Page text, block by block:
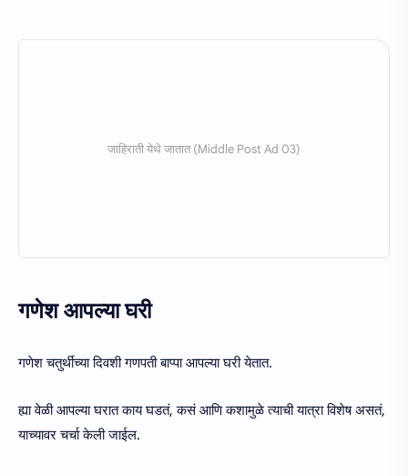
गणेश आपल्या घरी
गणेश चतुर्थीच्या दिवशी गणपती बाप्पा आपल्या घरी येतात.
ह्या वेळी आपल्या घरात काय घडतं, कसं आणि कशामुळे त्याची यात्रा विशेष असतं,
याच्यावर चर्चा केली जाईल.